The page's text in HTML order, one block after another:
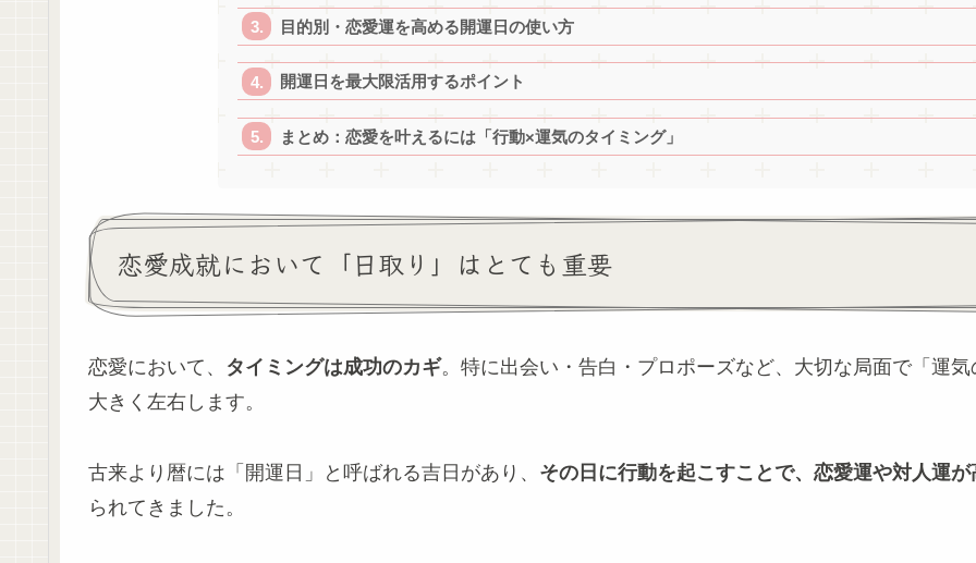
目的別・恋愛運を高める開運日の使い方
開運日を最大限活用するポイント
まとめ：恋愛を叶えるには「行動×運気のタイミング」
恋愛成就において「日取り」はとても重要
恋愛において、 タイミングは成功のカギ。特に出会い・告白・プロポーズなど、大切な局面で「運
大きく左右します。
古来より暦には「開運日」と呼ばれる吉日があり、 その日に行動を起こすことで、恋愛運や対人運
られてきました。